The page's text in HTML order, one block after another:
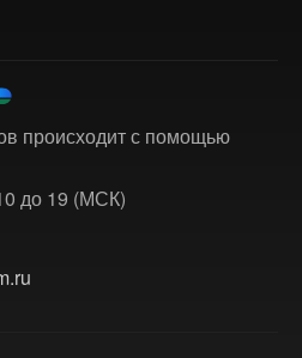
происходит с помощью
до 19 (МСК)